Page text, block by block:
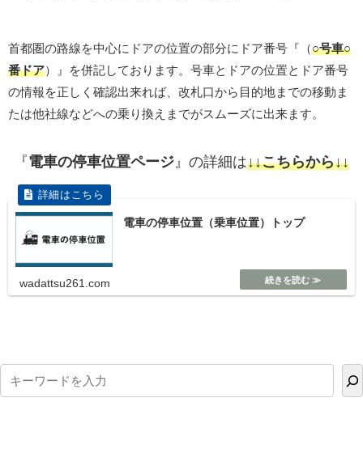
首都圏の路線を中心にドアの位置の部分にドア番号『（○号車○
番ドア）』を併記しております。号車とドアの位置とドア番号
の情報を正しく確認出来れば、改札口から目的地までの移動ま
たは他社線などへの乗り換えまでがスムーズに出来ます。
『電車の停車位置ページ 』の詳細は↓↓こちらから↓↓
電車の停車位置（乗車位置）トップ
wadattsu261.com